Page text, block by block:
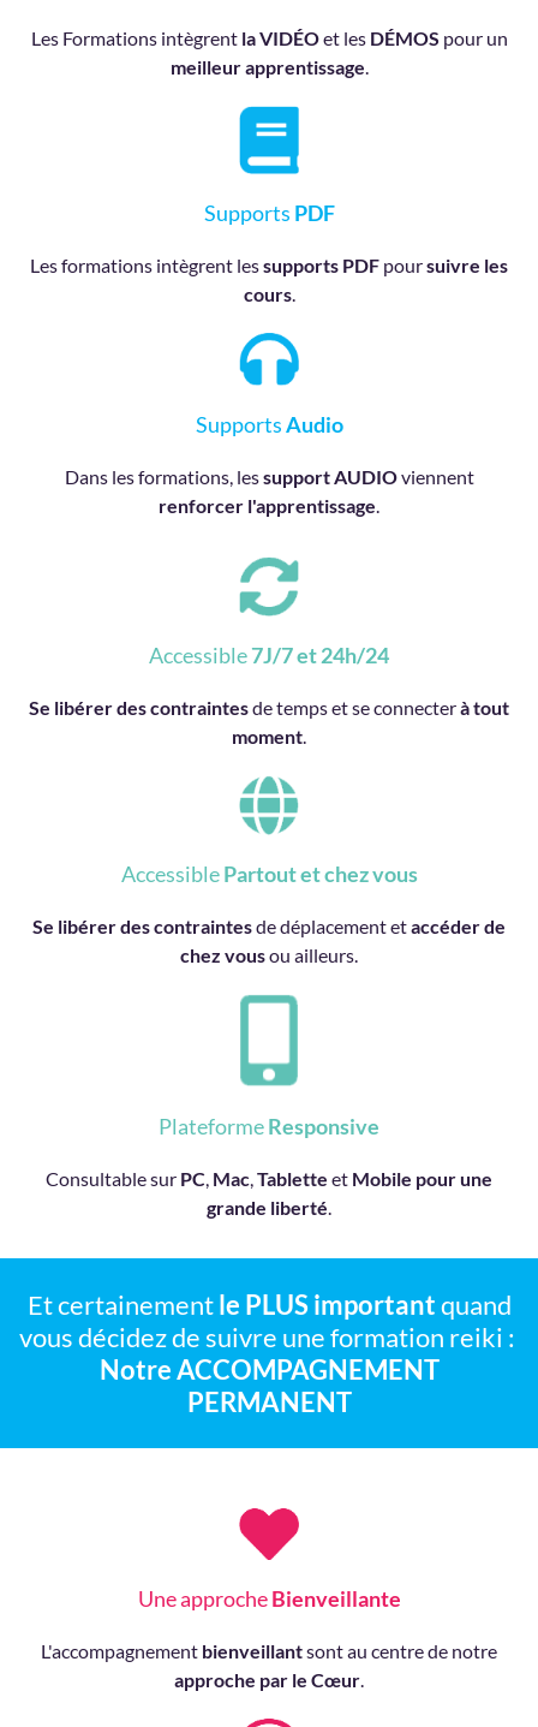
Les Formations intègrent la VIDÉOet les DÉMOS pour un
meilleur apprentissage
Supports PDF
Les formations intègrent lessupports PDF poursuivre les
cours.
SupportsAudio
Dans les formations, lessupport AUDIOviennent
renforcer l'apprentissage
Accessible7J/7 et 24h/24
Se libérer des contraintesde temps et se connecterà tout
moment
AccessiblePartout et chez vous
Se libérer des contraintesde déplacement etaccéder de
chez vousou ailleurs.
PlateformeResponsive
Consultable sur PC Mac Tablette et Mobile pour une
grande liberté
Et certainementle PLUS importantquand
vous décidez de suivre une formation reiki :
Notre ACCOMPAGNEMENT
PERMANENT
Une approcheBienveillante
L'accompagnement bienveillantsont au centre de notre
approche par le Cœur.